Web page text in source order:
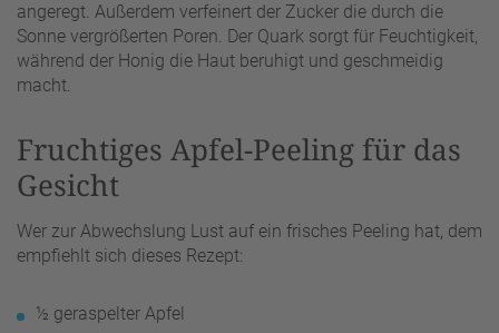
angeregt. Außerdem verfeinert der Zucker die durch die
Sonne vergrößerten Poren. Der Quark sorgt für Feuchtigkeit,
während der Honig die Haut beruhigt und geschmeidig
macht.
Fruchtiges Apfel-Peeling für das
Gesicht
Wer zur Abwechslung Lust auf ein frisches Peeling hat, dem
empfiehlt sich dieses Rezept:
½ geraspelter Apfel